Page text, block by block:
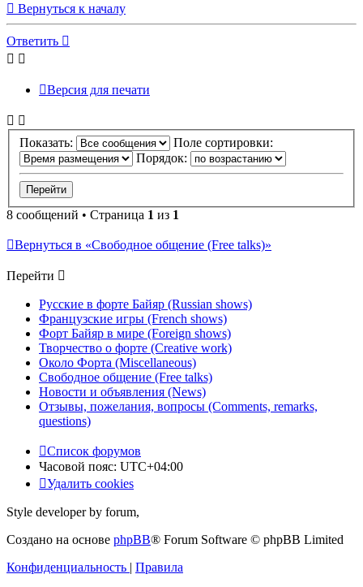
Вернуться к началу
Ответить
Версия для печати
Показать:
Поле сортировки:
Порядок:
8 сообщений • Страница 1 из 1
Вернуться в «Свободное общение (Free talks)»
Перейти
Русские в форте Байяр (Russian shows)
Французские игры (French shows)
Форт Байяр в мире (Foreign shows)
Творчество о форте (Creative work)
Около Форта (Miscellaneous)
Свободное общение (Free talks)
Новости и объявления (News)
Отзывы, пожелания, вопросы (Comments, remarks,
questions)
Список форумов
Часовой пояс: UTC+04:00
Удалить cookies
Style developer by forum,
Создано на основе phpBB® Forum Software © phpBB Limited
Конфиденциальность | Правила